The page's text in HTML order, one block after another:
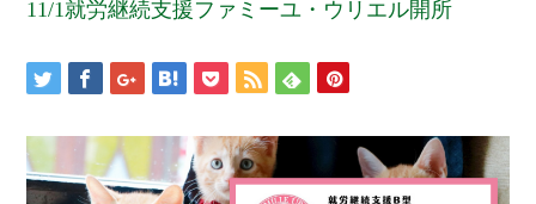
11/1就労継続支援ファミーユ・ウリエル開所